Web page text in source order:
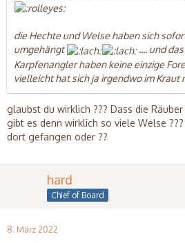
die Hechte und Welse haben sich
umgehängt
.... und
Karpfenangler haben keine einzige
vielleicht hat sich ja irgendwo im Kraut
glaubst du wirklich ??? Dass die
gibt es denn wirklich so viele Welse
dort gefangen oder ??
hard
Chief of Board
8. März 2022